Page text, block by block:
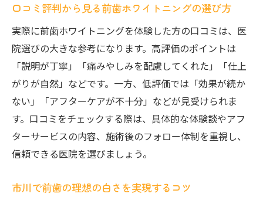
口コミ評判から見る前歯ホワイトニングの選び方
実際に前歯ホワイトニングを体験した方の口コミは、医
院選びの大きな参考になります。高評価のポイントは
「説明が丁寧」「痛みやしみを配慮してくれた」「仕上
がりが自然」などです。一方、低評価では「効果が続か
ない」「アフターケアが不十分」などが見受けられま
す。口コミをチェックする際は、具体的な体験談やアフ
ターサービスの内容、施術後のフォロー体制を重視し、
信頼できる医院を選びましょう。
市川で前歯の理想の白さを実現するコツ